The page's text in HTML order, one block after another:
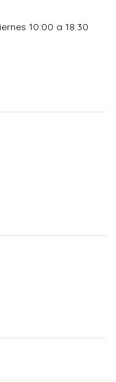
10:00 a 18:30